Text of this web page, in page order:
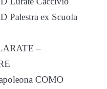
Palestra ex Scuola
–
COMO